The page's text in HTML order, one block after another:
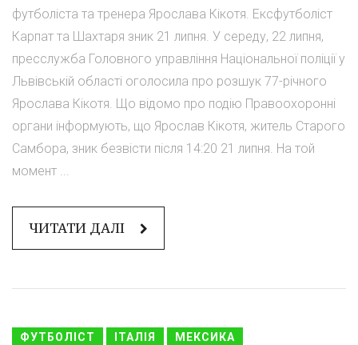
футболіста та тренера Ярослава Кікотя. Ексфутболіст
Карпат та Шахтаря зник 21 липня. У середу, 22 липня,
пресслужба Головного управління Національної поліції у
Львівській області оголосила про розшук 77-річного
Ярослава Кікотя. Що відомо про подію Правоохоронні
органи інформують, що Ярослав Кікотя, житель Старого
Самбора, зник безвісти після 14:20 21 липня. На той
момент ...
ЧИТАТИ ДАЛІ
ФУТБОЛІСТ ІТАЛІЯ МЕКСИКА